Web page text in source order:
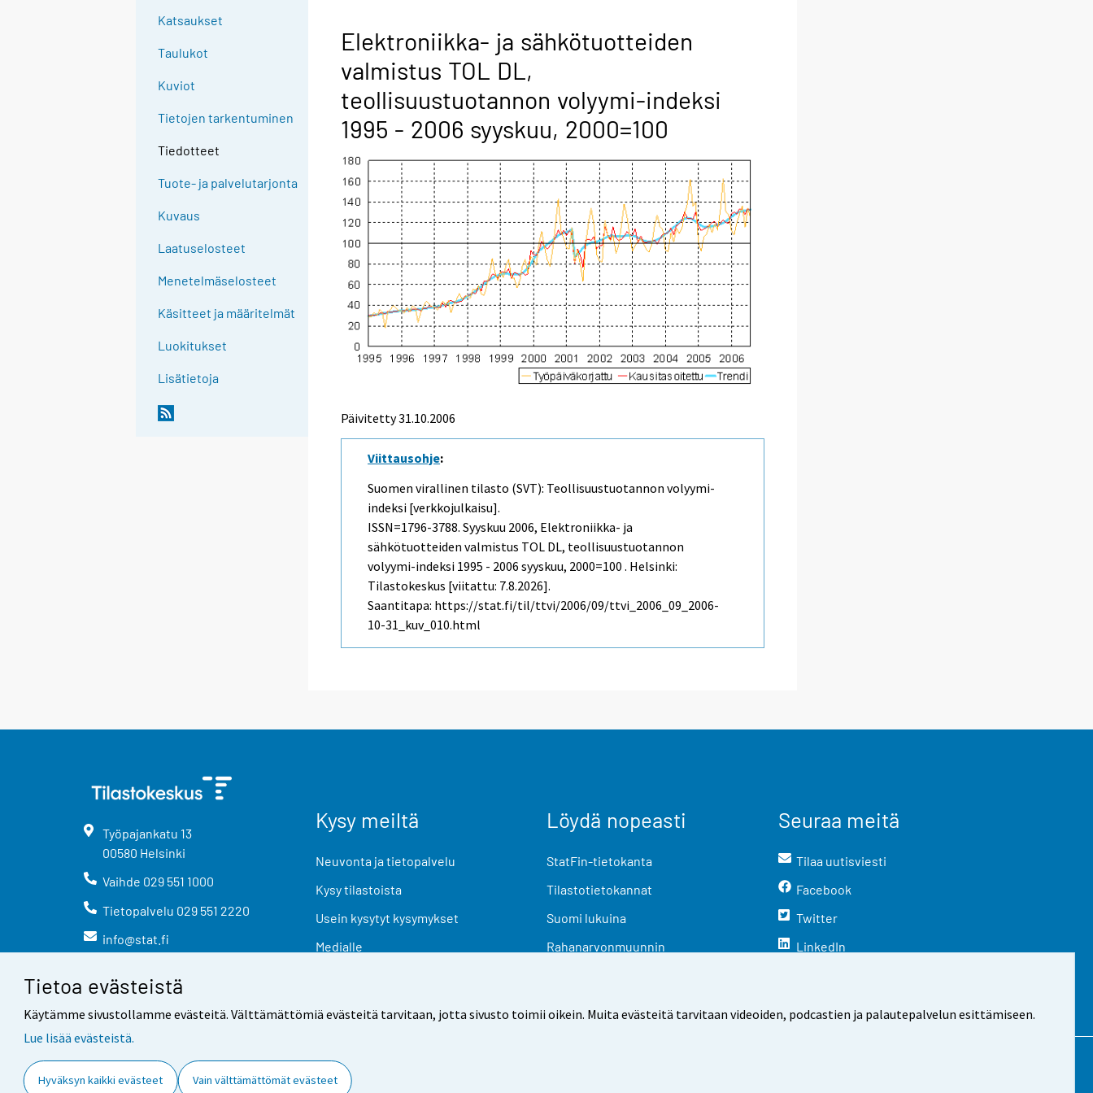
Tietoa evästeistä
Käytämme sivustollamme evästeitä. Välttämättömiä evästeitä tarvitaan, jotta sivusto toimii oikein. Muita evästeitä tarvitaan videoiden, podcastien ja palautepalvelun esittämiseen.
Lue lisää evästeistä.
Hyväksyn kaikki evästeet Vain välttämättömät evästeet
Katsaukset
Taulukot
Kuviot
Tietojen tarkentuminen
Tiedotteet
Tuote- ja palvelutarjonta
Kuvaus
Laatuselosteet
Menetelmäselosteet
Käsitteet ja määritelmät
Luokitukset
Lisätietoja
Elektroniikka- ja sähkötuotteiden
valmistus TOL DL,
teollisuustuotannon volyymi-indeksi
1995 - 2006 syyskuu, 2000=100
Päivitetty31.10.2006
Viittausohje:
Suomen virallinen tilasto (SVT): Teollisuustuotannon volyymi-
indeksi [verkkojulkaisu].
ISSN=1796-3788.Syyskuu 2006, Elektroniikka- ja
sähkötuotteiden valmistus TOL DL, teollisuustuotannon
volyymi-indeksi 1995 - 2006 syyskuu, 2000=100 . Helsinki:
Tilastokeskus [viitattu: 7.8.2026].
Saantitapa: https://stat.fi/til/ttvi/2006/09/ttvi_2006_09_2006-
10-31_kuv_010.html
Työpajankatu 13
00580 Helsinki
Vaihde 029 551 1000
Tietopalvelu 029 551 2220
info@stat.fi
Kysy meiltä
Neuvonta ja tietopalvelu
Kysy tilastoista
Usein kysytyt kysymykset
Medialle
Löydä nopeasti
StatFin-tietokanta
Tilastotietokannat
Suomi lukuina
Rahanarvonmuunnin
Seuraa meitä
Tilaa uutisviesti
Facebook
Twitter
LinkedIn
Yhteystiedot Palaute